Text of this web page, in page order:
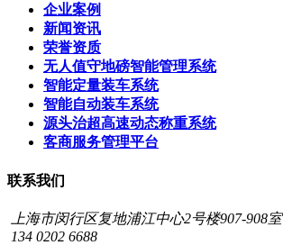
企业案例
新闻资讯
荣誉资质
无人值守地磅智能管理系统
智能定量装车系统
智能自动装车系统
源头治超高速动态称重系统
客商服务管理平台
联系我们
上海市闵行区复地浦江中心2号楼907-908室
134 0202 6688